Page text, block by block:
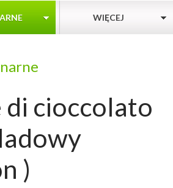
WIĘCEJ
di cioccolato
)